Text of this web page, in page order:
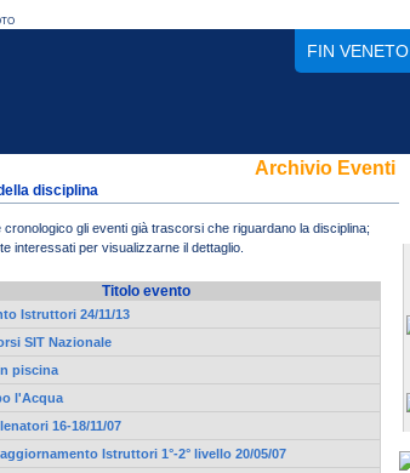
FIN VENETO
Archivio Eventi
disciplina
gli eventi già trascorsi che riguardano la disciplina;
interessati per visualizzarne il dettaglio.
Titolo evento
Istruttori 24/11/13
SIT Nazionale
piscina
l'Acqua
16-18/11/07
Istruttori 1°-2° livello 20/05/07